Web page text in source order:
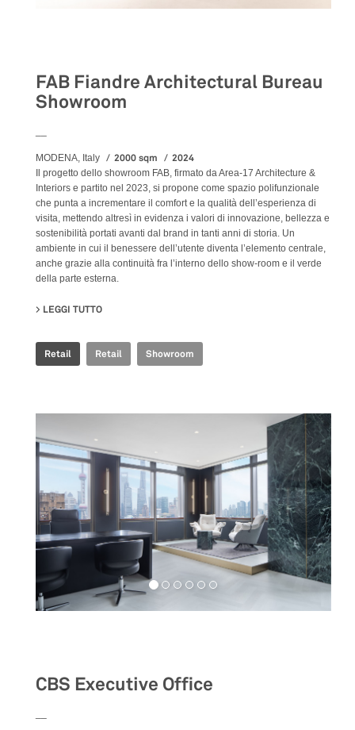
FAB Fiandre Architectural Bureau
Showroom
MODENA, Italy 2000 sqm 2024
Il progetto dello showroom FAB, firmato da Area-17 Architecture &
Interiors e partito nel 2023, si propone come spazio polifunzionale
che punta a incrementare il comfort e la qualità dell’esperienza di
visita, mettendo altresì in evidenza i valori di innovazione, bellezza e
sostenibilità portati avanti dal brand in tanti anni di storia. Un
ambiente in cui il benessere dell’utente diventa l’elemento centrale,
anche grazie alla continuità fra l’interno dello show-room e il verde
della parte esterna.
LEGGI TUTTO
Retail Retail Showroom
CBS Executive Office